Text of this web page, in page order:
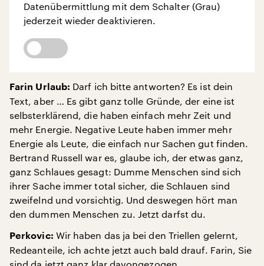
Datenübermittlung mit dem Schalter (Grau)
jederzeit wieder deaktivieren.
Farin Urlaub: Darf ich bitte antworten? Es ist dein
Text, aber … Es gibt ganz tolle Gründe, der eine ist
selbsterklärend, die haben einfach mehr Zeit und
mehr Energie. Negative Leute haben immer mehr
Energie als Leute, die einfach nur Sachen gut finden.
Bertrand Russell war es, glaube ich, der etwas ganz,
ganz Schlaues gesagt: Dumme Menschen sind sich
ihrer Sache immer total sicher, die Schlauen sind
zweifelnd und vorsichtig. Und deswegen hört man
den dummen Menschen zu. Jetzt darfst du.
Perkovic: Wir haben das ja bei den Triellen gelernt,
Redeanteile, ich achte jetzt auch bald drauf. Farin, Sie